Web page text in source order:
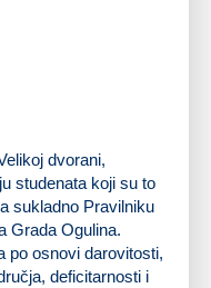
dvorani,
studenata koji su to
sukladno Pravilniku
Grada Ogulina.
po osnovi darovitosti,
deficitarnosti i